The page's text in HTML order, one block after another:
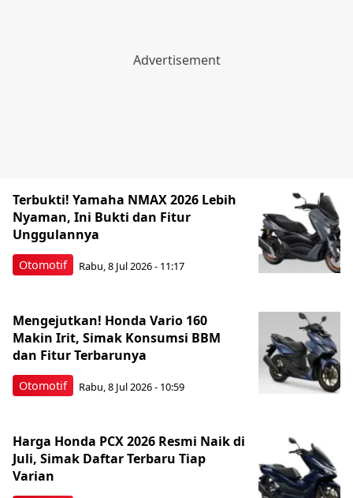
Otomotif
Terbukti! Yamaha NMAX 2026 Lebih
Nyaman, Ini Bukti dan Fitur
Unggulannya
Rabu, 8 Jul 2026 - 11:17
Otomotif
Mengejutkan! Honda Vario 160
Makin Irit, Simak Konsumsi BBM
dan Fitur Terbarunya
Rabu, 8 Jul 2026 - 10:59
Harga Honda PCX 2026 Resmi Naik di
Juli, Simak Daftar Terbaru Tiap
Varian